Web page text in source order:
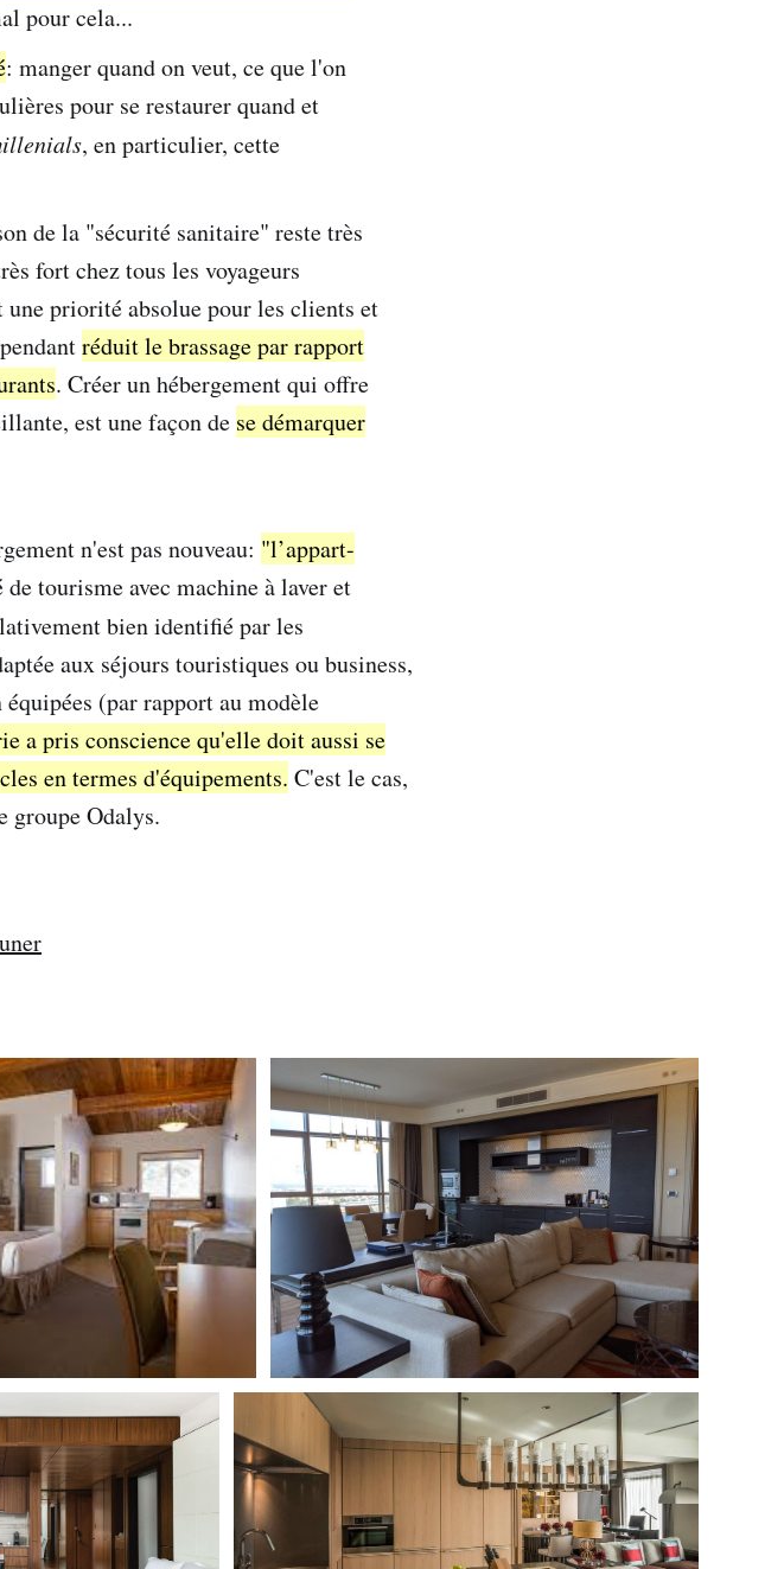
pour cela...
: manger quand on veut, ce que l'on
pour se restaurer quand et
, en particulier, cette
de la "sécurité sanitaire" reste très
fort chez tous les voyageurs
priorité absolue pour les clients et
réduit le brassage par rapport
. Créer un hébergement qui offre
est une façon de se démarquer
n'est pas nouveau: "l’appart-
tourisme avec machine à laver et
bien identifié par les
aux séjours touristiques ou business,
(par rapport au modèle
a pris conscience qu'elle doit aussi se
en termes d'équipements. C'est le cas,
groupe Odalys.